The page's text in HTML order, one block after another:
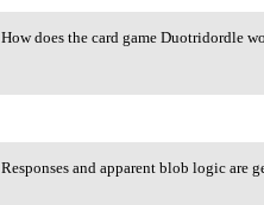
How does the card game
How does the card game Duotridordle
Responses and apparent blob
Responses and apparent blob logic are